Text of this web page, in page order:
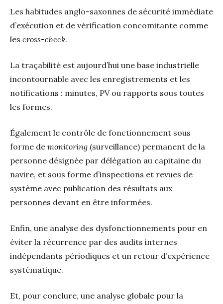
Les habitudes anglo-saxonnes de sécurité immédiate
d’exécution et de vérification concomitante comme
les cross-check.
La traçabilité est aujourd’hui une base industrielle
incontournable avec les enregistrements et les
notifications : minutes, PV ou rapports sous toutes
les formes.
Également le contrôle de fonctionnement sous
forme de monitoring (surveillance) permanent de la
personne désignée par délégation au capitaine du
navire, et sous forme d’inspections et revues de
système avec publication des résultats aux
personnes devant en être informées.
Enfin, une analyse des dysfonctionnements pour en
éviter la récurrence par des audits internes
indépendants périodiques et un retour d’expérience
systématique.
Et, pour conclure, une analyse globale pour la